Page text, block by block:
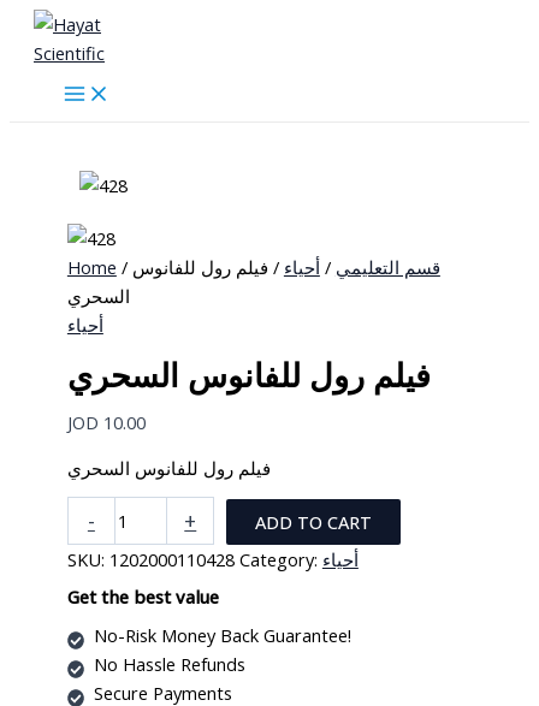
Skip
content
Home / قسم التعليمي /أحياء / فيلم رول للفانوس
السحري
أحياء
فيلم رول للفانوس السحري
JOD 10.00
فيلم رول للفانوس السحري
-
رول
للفانوس
السحري
quantity
+
ADD TO CART
SKU: 1202000110428 Category: أحياء
Get the best value
No-Risk Money Back Guarantee!
No Hassle Refunds
Secure Payments